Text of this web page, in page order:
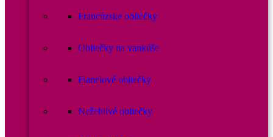
Francúzske obliečky
Obliečky na vankúše
Flanelové obliečky
Nežehlivé obliečky